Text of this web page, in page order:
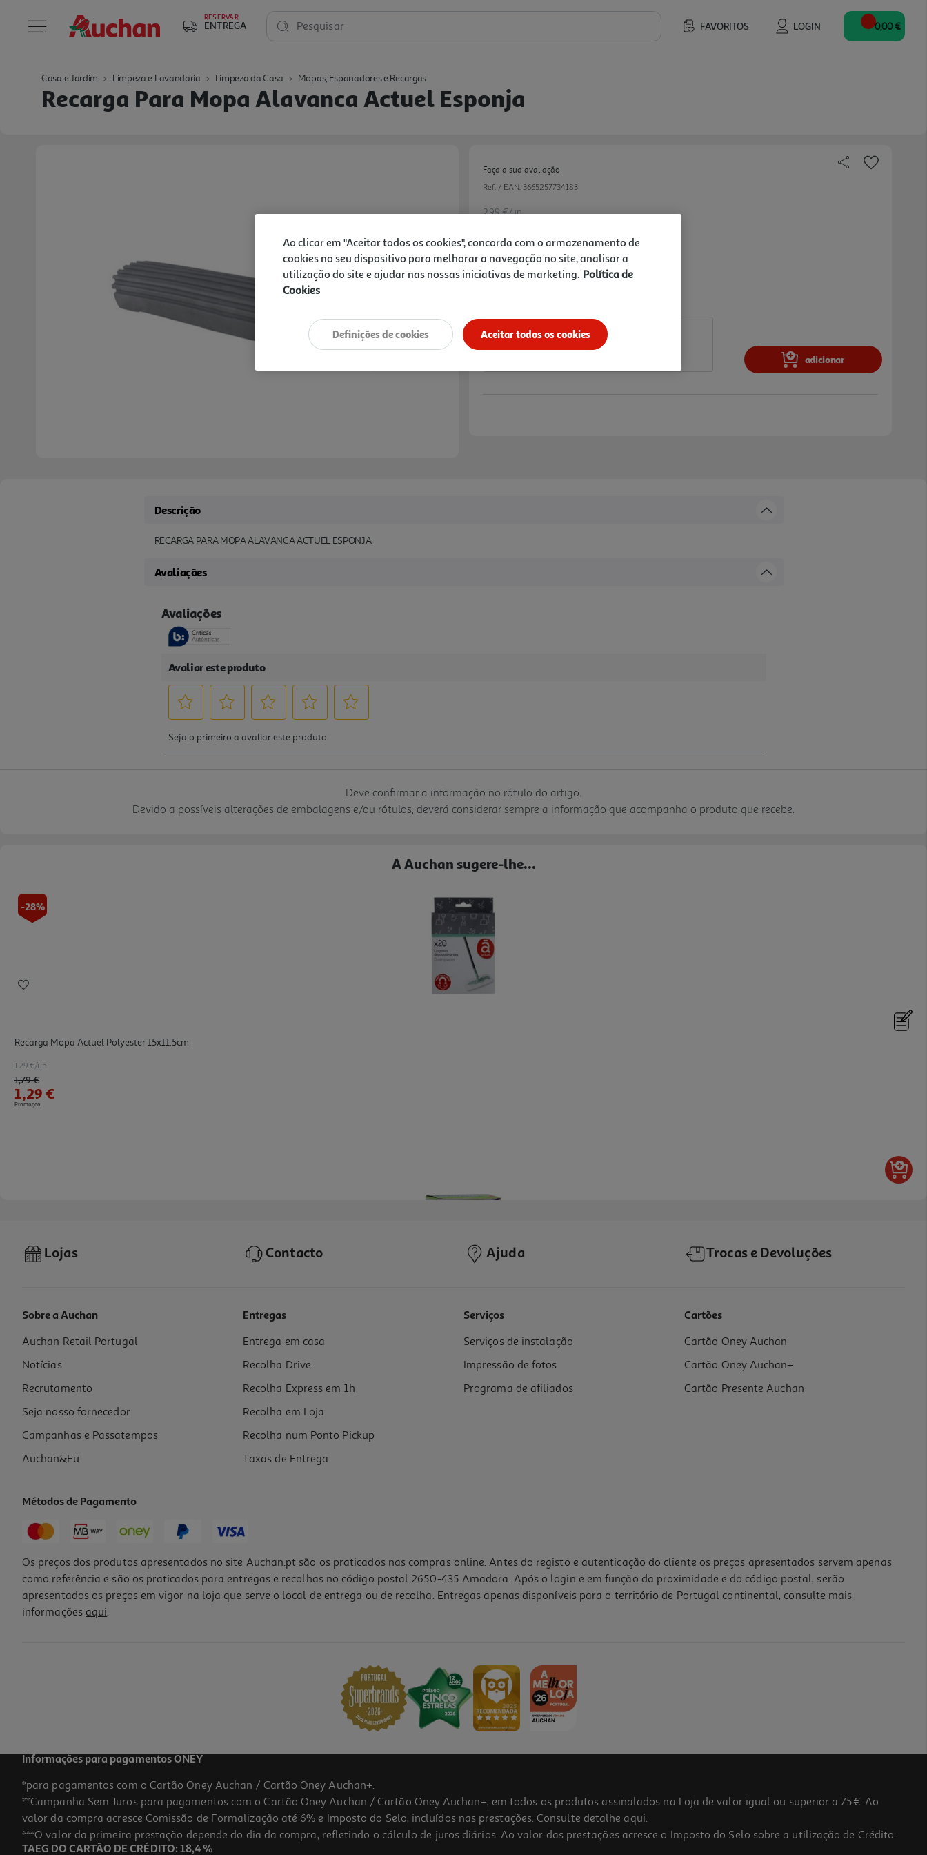
RESERVAR
ENTREGA FAVORITOS LOGIN
Pesquisar 0,00 €
Casa e Jardim Limpeza e Lavandaria Limpeza da Casa Mopas, Espanadores e Recargas
Recarga Para Mopa Alavanca Actuel Esponja
Faça a sua avaliação
Ref. / EAN: 3665257734183
2.99 €/un
2,99 €
adicionar
Descrição
RECARGA PARA MOPA ALAVANCA ACTUEL ESPONJA
Avaliações
Deve confirmar a informação no rótulo do artigo.
Devido a possíveis alterações de embalagens e/ou rótulos, deverá considerar sempre a informação que acompanha o produto que recebe.
A Auchan sugere-lhe...
-28%
Recarga Mopa Actuel Polyester 15x11.5cm
1.29 €/un
Price reduced from
1,79 €to
1,29 €
Promoção
Recarga Espanador Auchan Agarra Pó Pack 10 Unidades
0.42 €/un
4,19 €
Lojas Contacto Ajuda Trocas e Devoluções
Sobre a Auchan
Auchan Retail Portugal
Notícias
Recrutamento
Seja nosso fornecedor
Campanhas e Passatempos
Auchan&Eu
Entregas
Entrega em casa
Recolha Drive
Recolha Express em 1h
Recolha em Loja
Recolha num Ponto Pickup
Taxas de Entrega
Serviços
Serviços de instalação
Impressão de fotos
Programa de afiliados
Cartões
Cartão Oney Auchan
Cartão Oney Auchan+
Cartão Presente Auchan
Métodos de Pagamento
Os preços dos produtos apresentados no site Auchan.pt são os praticados nas compras online. Antes do registo e autenticação do cliente os preços apresentados servem apenas
como referência e são os praticados para entregas e recolhas no código postal 2650-435 Amadora. Após o login e em função da proximidade e do código postal, serão
apresentados os preços em vigor na loja que serve o local de entrega ou de recolha. Entregas apenas disponíveis para o território de Portugal continental, consulte mais
informações aqui.
Informações para pagamentos ONEY
*para pagamentos com o Cartão Oney Auchan / Cartão Oney Auchan+.
**Campanha Sem Juros para pagamentos com o Cartão Oney Auchan / Cartão Oney Auchan+, em todos os produtos assinalados na Loja de valor igual ou superior a 75€. Ao
valor da compra acresce Comissão de Formalização até 6% e Imposto do Selo, incluídos nas prestações. Consulte detalhe aqui.
***O valor da primeira prestação depende do dia da compra, refletindo o cálculo de juros diários. Ao valor das prestações acresce o Imposto do Selo sobre a utilização de Crédito.
TAEG DO CARTÃO DE CRÉDITO: 18,4 %
Ao clicar em "Aceitar todos os cookies", concorda com o armazenamento de
cookies no seu dispositivo para melhorar a navegação no site, analisar a
utilização do site e ajudar nas nossas iniciativas de marketing. Política de
Cookies
Aceitar todos os cookies
Definições de cookies